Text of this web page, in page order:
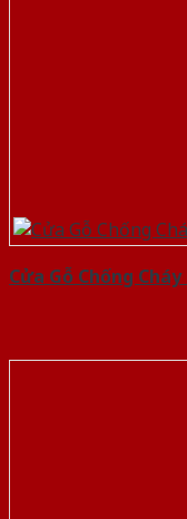
Cửa Gỗ Chống